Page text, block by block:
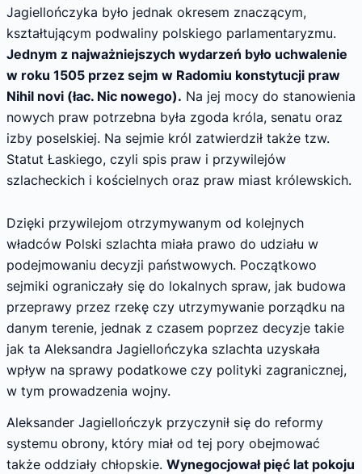
Jagiellończyka było jednak okresem znaczącym,
kształtującym podwaliny polskiego parlamentaryzmu.
Jednym z najważniejszych wydarzeń było uchwalenie
w roku 1505 przez sejm w Radomiu konstytucji praw
Nihil novi (łac. Nic nowego). Na jej mocy do stanowienia
nowych praw potrzebna była zgoda króla, senatu oraz
izby poselskiej. Na sejmie król zatwierdził także tzw.
Statut Łaskiego, czyli spis praw i przywilejów
szlacheckich i kościelnych oraz praw miast królewskich.
Dzięki przywilejom otrzymywanym od kolejnych
władców Polski szlachta miała prawo do udziału w
podejmowaniu decyzji państwowych. Początkowo
sejmiki ograniczały się do lokalnych spraw, jak budowa
przeprawy przez rzekę czy utrzymywanie porządku na
danym terenie, jednak z czasem poprzez decyzje takie
jak ta Aleksandra Jagiellończyka szlachta uzyskała
wpływ na sprawy podatkowe czy polityki zagranicznej,
w tym prowadzenia wojny.
Aleksander Jagiellończyk przyczynił się do reformy
systemu obrony, który miał od tej pory obejmować
także oddziały chłopskie. Wynegocjował pięć lat pokoju